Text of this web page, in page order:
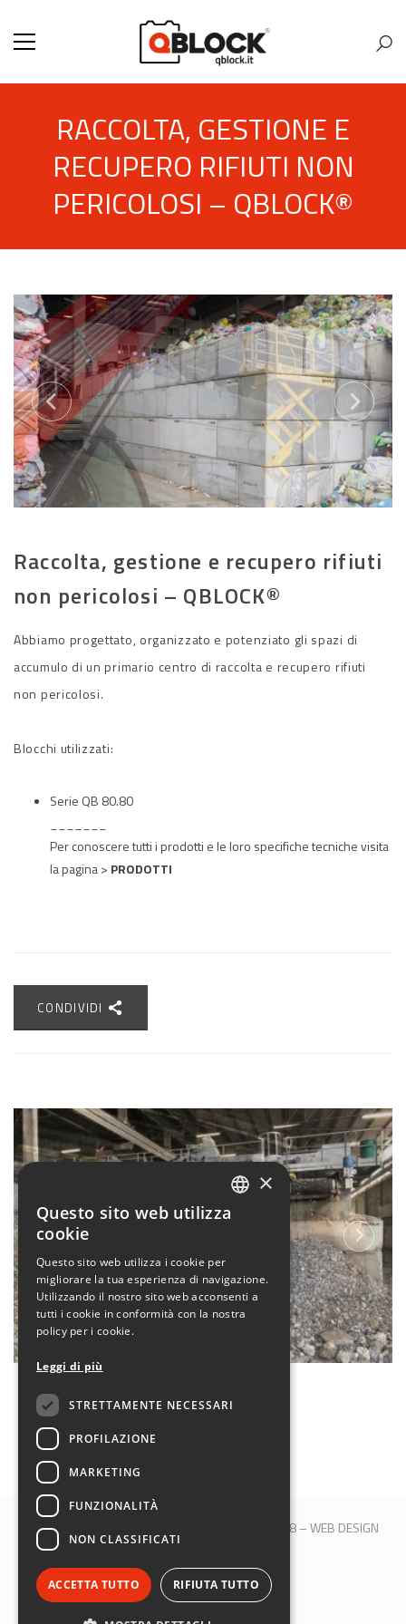
RACCOLTA, GESTIONE E
RECUPERO RIFIUTI NON
PERICOLOSI – QBLOCK®
Raccolta, gestione e recupero rifiuti
non pericolosi – QBLOCK®
Abbiamo progettato, organizzato e potenziato gli spazi di
accumulo di un primario centro di raccolta e recupero rifiuti
non pericolosi.
Blocchi utilizzati:
Serie QB 80.80
Per conoscere tutti i prodotti e le loro specifiche tecniche visita
la pagina > PRODOTTI
CONDIVIDI
© 2017 QBLOCK® | Bologna | P.IVA 00509121208 –WEB DESIGN
M&B S.R.L.
SEGUICI SU:
×
Questo sito web utilizza
cookie
Questo sito web utilizza i cookie per
migliorare la tua esperienza di navigazione.
Utilizzando il nostro sito web acconsenti a
tutti i cookie in conformità con la nostra
policy per i cookie.
Leggi di più
STRETTAMENTE NECESSARI
PROFILAZIONE
MARKETING
FUNZIONALITÀ
NON CLASSIFICATI
ACCETTA TUTTO RIFIUTA TUTTO